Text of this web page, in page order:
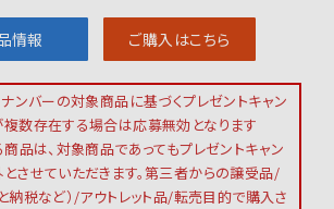
情報 ご購入はこちら
ンバーの対象商品に基づくプレゼントキャン
数存在する場合は応募無効となります
品は、対象商品であってもプレゼントキャン
させていただきます。第三者からの譲受品/
納税など）/アウトレット品/転売目的で購入さ